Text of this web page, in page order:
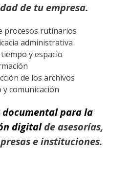
de tu empresa.
procesos rutinarios
administrativa
y espacio
de los archivos
y comunicación
documental para la
digitalde asesorías,
e instituciones.